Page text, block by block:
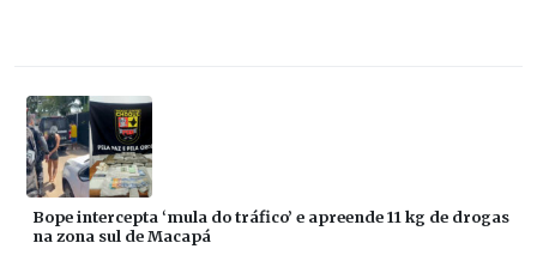
Bope intercepta ‘mula do tráfico’ e apreende 11 kg de drogas
na zona sul de Macapá